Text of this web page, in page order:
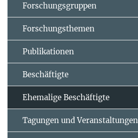
Forschungsgruppen
Forschungsthemen
Publikationen
Beschäftigte
Ehemalige Beschäftigte
Tagungen und Veranstaltungen